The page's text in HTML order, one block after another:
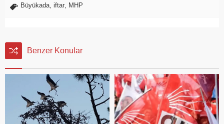
Büyükada, iftar, MHP
Benzer Konular